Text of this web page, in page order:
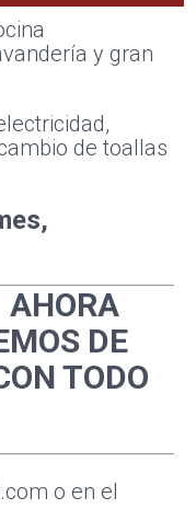
y gran
de toallas
AHORA
DE
TODO
o en el